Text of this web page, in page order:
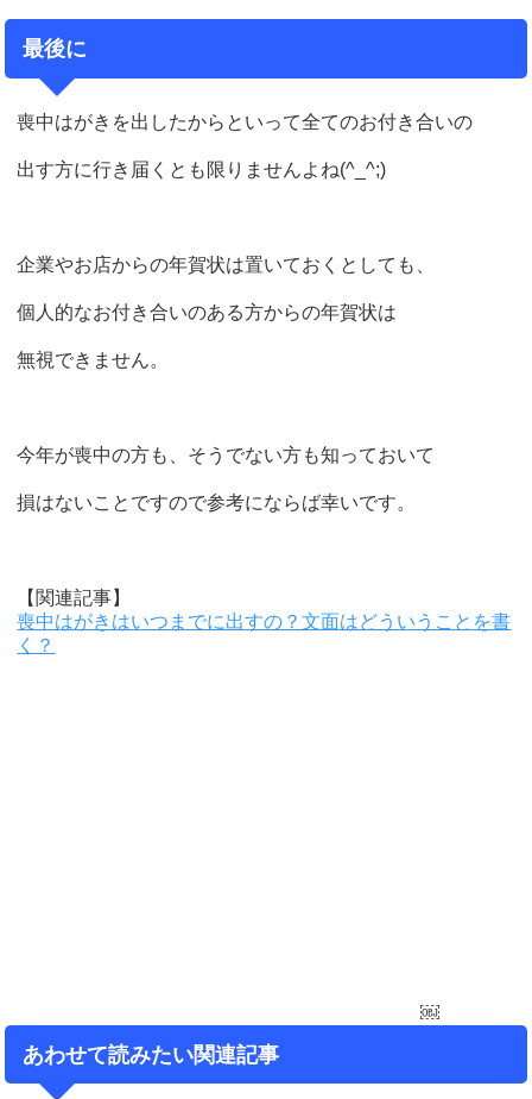
最後に
喪中はがきを出したからといって全てのお付き合いの
出す方に行き届くとも限りませんよね(^_^;)
企業やお店からの年賀状は置いておくとしても、
個人的なお付き合いのある方からの年賀状は
無視できません。
今年が喪中の方も、そうでない方も知っておいて
損はないことですので参考にならば幸いです。
【関連記事】
喪中はがきはいつまでに出すの？文面はどういうことを書
く？
￼
あわせて読みたい関連記事